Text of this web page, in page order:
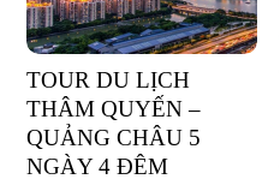
TOUR DU LỊCH
THÂM QUYẾN –
QUẢNG CHÂU 5
NGÀY 4 ĐÊM